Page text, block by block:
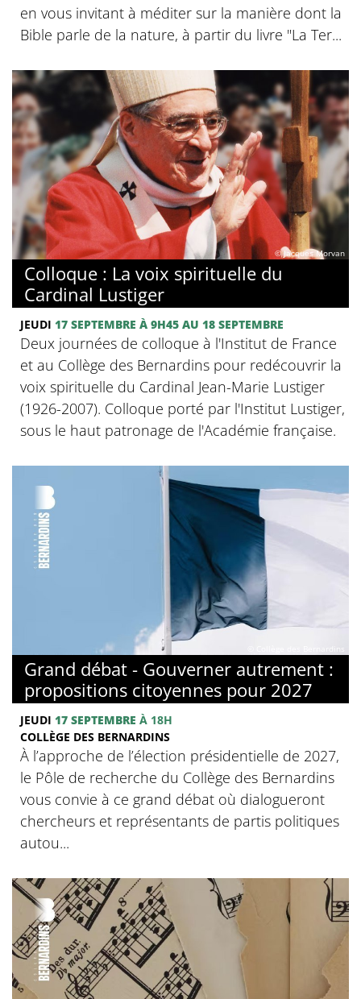
en vous invitant à méditer sur la manière dont la
Bible parle de la nature, à partir du livre "La Ter...
© Jacques Morvan
Colloque : La voix spirituelle du
Cardinal Lustiger
JEUDI 17 SEPTEMBRE À 9H45 AU 18 SEPTEMBRE
Deux journées de colloque à l'Institut de France
et au Collège des Bernardins pour redécouvrir la
voix spirituelle du Cardinal Jean-Marie Lustiger
(1926-2007). Colloque porté par l'Institut Lustiger,
sous le haut patronage de l'Académie française.
Grand débat - Gouverner autrement :
propositions citoyennes pour 2027
JEUDI 17 SEPTEMBRE À 18H
COLLÈGE DES BERNARDINS
À l’approche de l’élection présidentielle de 2027,
le Pôle de recherche du Collège des Bernardins
vous convie à ce grand débat où dialogueront
chercheurs et représentants de partis politiques
autou...